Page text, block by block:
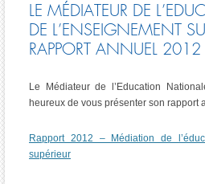
LE MÉDIATEUR DE
DE L’ENSEIGNEMENT
RAPPORT ANNUEL 2012
Le Médiateur de l’Education
heureux de vous présenter son rapport
Rapport 2012 – Médiation de
supérieur